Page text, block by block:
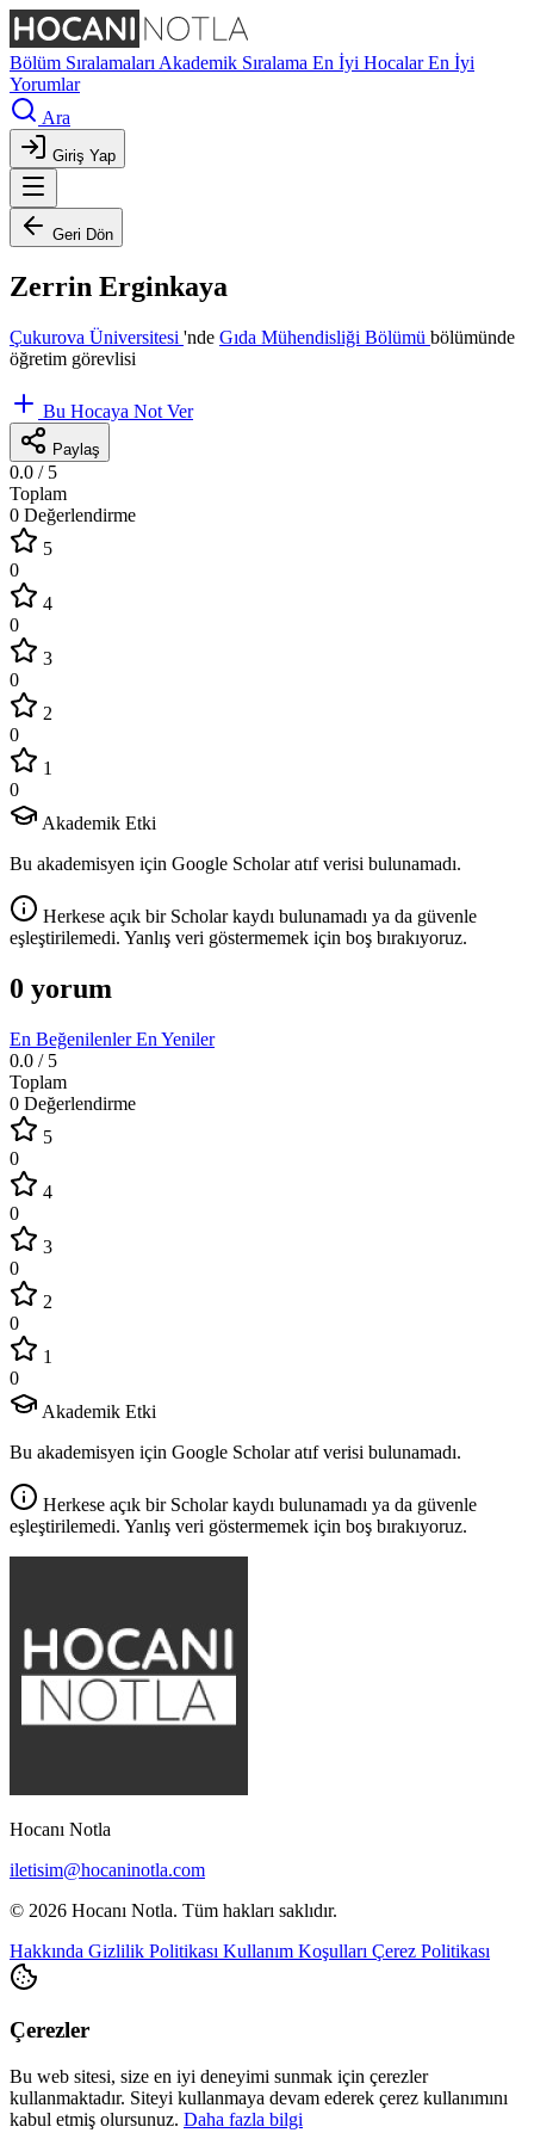
Bölüm Sıralamaları Akademik Sıralama En İyi HocalarEn İyi
Yorumlar
Ara
Giriş Yap
Geri Dön
Zerrin Erginkaya
Çukurova Üniversitesi 'nde Gıda Mühendisliği Bölümü bölümünde
öğretim görevlisi
Bu Hocaya Not Ver
Paylaş
0.0 / 5
Toplam
0 Değerlendirme
5
0
4
0
3
0
2
0
1
0
Akademik Etki
Bu akademisyen için Google Scholar atıf verisi bulunamadı.
Herkese açık bir Scholar kaydı bulunamadı ya da güvenle
eşleştirilemedi. Yanlış veri göstermemek için boş bırakıyoruz.
0 yorum
En BeğenilenlerEn Yeniler
0.0 / 5
Toplam
0 Değerlendirme
5
0
4
0
3
0
2
0
1
0
Akademik Etki
Bu akademisyen için Google Scholar atıf verisi bulunamadı.
Herkese açık bir Scholar kaydı bulunamadı ya da güvenle
eşleştirilemedi. Yanlış veri göstermemek için boş bırakıyoruz.
Hocanı Notla
iletisim@hocaninotla.com
© 2026 Hocanı Notla. Tüm hakları saklıdır.
Hakkında Gizlilik Politikası Kullanım Koşulları Çerez Politikası
Çerezler
Bu web sitesi, size en iyi deneyimi sunmak için çerezler
kullanmaktadır. Siteyi kullanmaya devam ederek çerez kullanımını
kabul etmiş olursunuz. Daha fazla bilgi